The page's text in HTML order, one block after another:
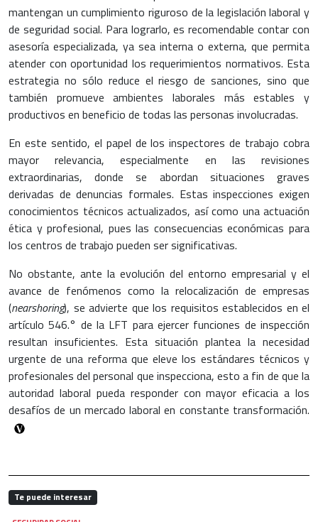
mantengan un cumplimiento riguroso de la legislación laboral y
de seguridad social. Para lograrlo, es recomendable contar con
asesoría especializada, ya sea interna o externa, que permita
atender con oportunidad los requerimientos normativos. Esta
estrategia no sólo reduce el riesgo de sanciones, sino que
también promueve ambientes laborales más estables y
productivos en beneficio de todas las personas involucradas.
En este sentido, el papel de los inspectores de trabajo cobra
mayor relevancia, especialmente en las revisiones
extraordinarias, donde se abordan situaciones graves
derivadas de denuncias formales. Estas inspecciones exigen
conocimientos técnicos actualizados, así como una actuación
ética y profesional, pues las consecuencias económicas para
los centros de trabajo pueden ser significativas.
No obstante, ante la evolución del entorno empresarial y el
avance de fenómenos como la relocalización de empresas
(nearshoring), se advierte que los requisitos establecidos en el
artículo 546.° de la LFT para ejercer funciones de inspección
resultan insuficientes. Esta situación plantea la necesidad
urgente de una reforma que eleve los estándares técnicos y
profesionales del personal que inspecciona, esto a fin de que la
autoridad laboral pueda responder con mayor eficacia a los
desafíos de un mercado laboral en constante transformación.
Te puede interesar